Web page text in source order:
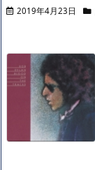
2019年4月23日